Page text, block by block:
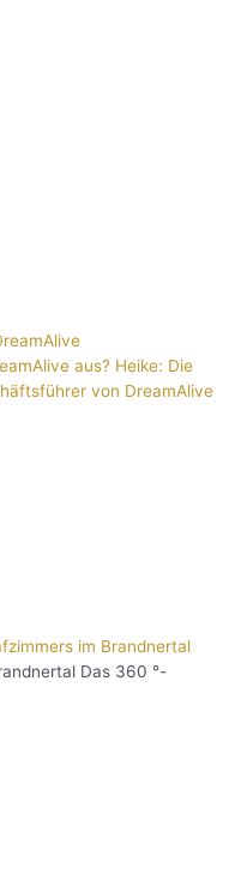
aus? Heike: Die
von DreamAlive
im Brandnertal
Das 360 °-